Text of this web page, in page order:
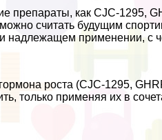
препараты, как CJC-1295,
считать будущим
надлежащем применении, с
роста (CJC-1295,
только применяя их в